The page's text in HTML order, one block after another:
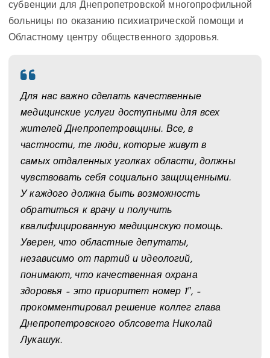
субвенции для Днепропетровской многопрофильной
больницы по оказанию психиатрической помощи и
Областному центру общественного здоровья.
Для нас важно сделать качественные
медицинские услуги доступными для всех
жителей Днепропетровщины. Все, в
частности, те люди, которые живут в
самых отдаленных уголках области, должны
чувствовать себя социально защищенными.
У каждого должна быть возможность
обратиться к врачу и получить
квалифицированную медицинскую помощь.
Уверен, что областные депутаты,
независимо от партий и идеологий,
понимают, что качественная охрана
здоровья – это приоритет номер 1″, –
прокомментировал решение коллег глава
Днепропетровского облсовета Николай
Лукашук.